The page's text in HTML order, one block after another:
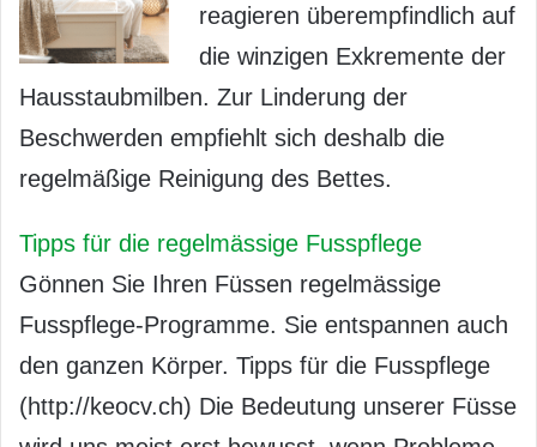
reagieren überempfindlich auf
die winzigen Exkremente der
Hausstaubmilben. Zur Linderung der
Beschwerden empfiehlt sich deshalb die
regelmäßige Reinigung des Bettes.
Tipps für die regelmässige Fusspflege
Gönnen Sie Ihren Füssen regelmässige
Fusspflege-Programme. Sie entspannen auch
den ganzen Körper. Tipps für die Fusspflege
(http://keocv.ch) Die Bedeutung unserer Füsse